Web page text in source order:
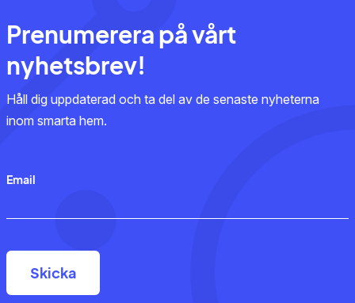
Prenumerera på vårt
nyhetsbrev!
Håll dig uppdaterad och ta del av de senaste nyheterna
inom smarta hem.
Email